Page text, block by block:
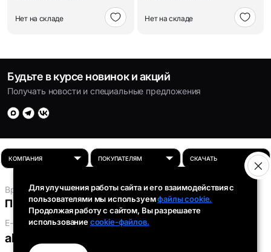
Нет на складе Нет на складе
Будьте в курсе новинок и акций
Получать новости и специальные предложения
Время работы:
Пн-Пт: 8:00 - 16:30
E-mail:
absolut-tds@inbox.ru
Для улучшения работы сайта и его взаимодействия с
пользователями мы используемфайлы cookie.
Продолжая работу с сайтом, Вы разрешаете
использованиеcookie-файлов.